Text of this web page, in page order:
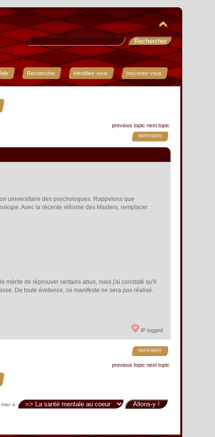
Rechercher Identifiez-vous Inscrivez-vous
previous topic next topic
IMPRIMER
universitaire des psychologues. Rappelons que
Avec la récente réforme des Masters, remplacer
mérite de réprouver certains abus, mais j'ai constaté qu'il
De toute évidence, ce manifeste ne sera pas réalisé.
IP logged
IMPRIMER
previous topic next topic
Aller à: